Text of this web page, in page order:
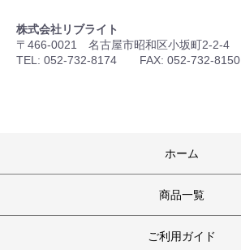
株式会社リブライト
〒466-0021 名古屋市昭和区小坂町2-2-4
TEL: 052-732-8174 FAX: 052-732-8150
ホーム
商品一覧
ご利用ガイド